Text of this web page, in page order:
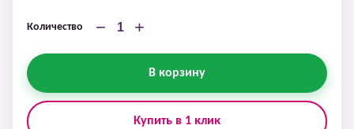
Количество − +
В корзину
Купить в 1 клик